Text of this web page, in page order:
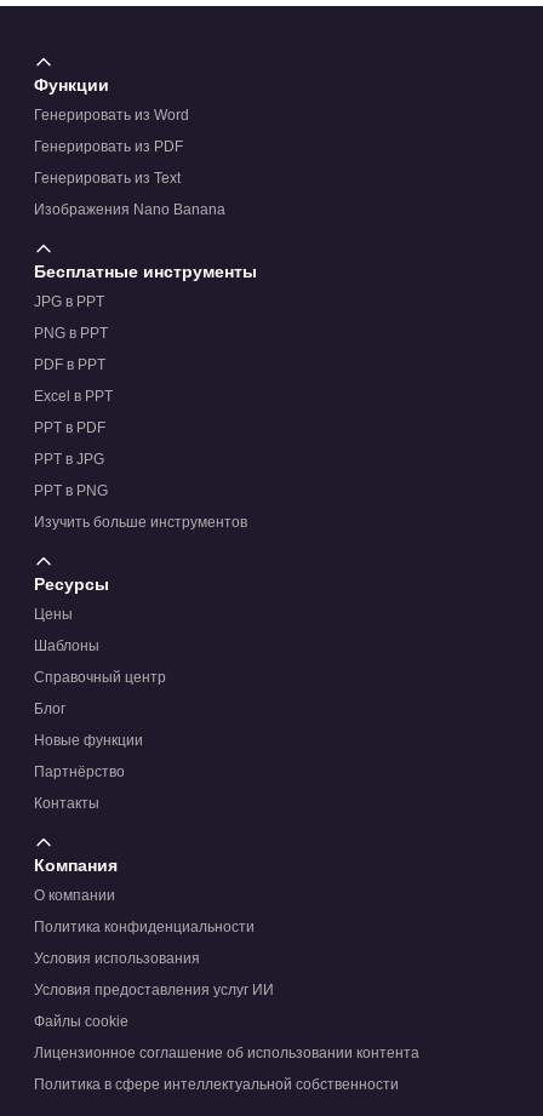
Функции
Генерировать из Word
Генерировать из PDF
Генерировать из Text
Изображения Nano Banana
Бесплатные инструменты
JPG в PPT
PNG в PPT
PDF в PPT
Excel в PPT
PPT в PDF
PPT в JPG
PPT в PNG
Изучить больше инструментов
Ресурсы
Цены
Шаблоны
Справочный центр
Блог
Новые функции
Партнёрство
Контакты
Компания
О компании
Политика конфиденциальности
Условия использования
Условия предоставления услуг ИИ
Файлы cookie
Лицензионное соглашение об использовании контента
Политика в сфере интеллектуальной собственности